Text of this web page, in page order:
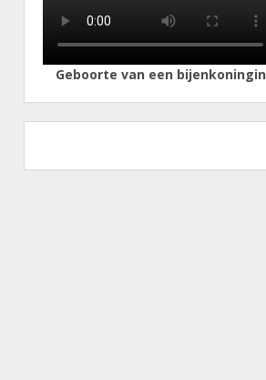
Geboorte van een bijenkoningin